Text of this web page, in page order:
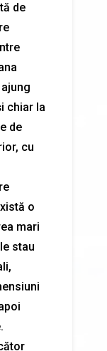
de
chiar la
de
cu
o
mari
stau